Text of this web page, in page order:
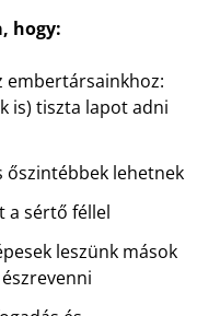
hogy:
embertársainkhoz:
is) tiszta lapot adni
őszintébbek lehetnek
a sértő féllel
leszünk mások